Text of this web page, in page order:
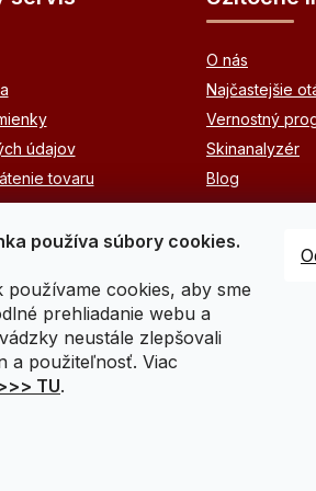
používa súbory cookies.
používame cookies, aby sme
prehliadanie webu a
neustále zlepšovali
a použiteľnosť. Viac
TU.
údajov
tovaru
O nás
Najčastejšie
Vernostný
Skinanalyzér
Blog
(pre odborníkov v estetickej